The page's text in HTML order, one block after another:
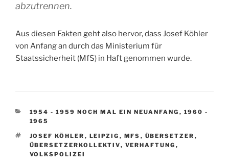
abzutrennen.
Aus diesen Fakten geht also hervor, dass Josef Köhler
von Anfang an durch das Ministerium für
Staatssicherheit (MfS) in Haft genommen wurde.
KATEGORIEN
1954 - 1959 NOCH MAL EIN NEUANFANG , 1960 -
1965
SCHLAGWÖRTER
JOSEF KÖHLER , LEIPZIG , MFS , ÜBERSETZER ,
ÜBERSETZERKOLLEKTIV, VERHAFTUNG ,
VOLKSPOLIZEI